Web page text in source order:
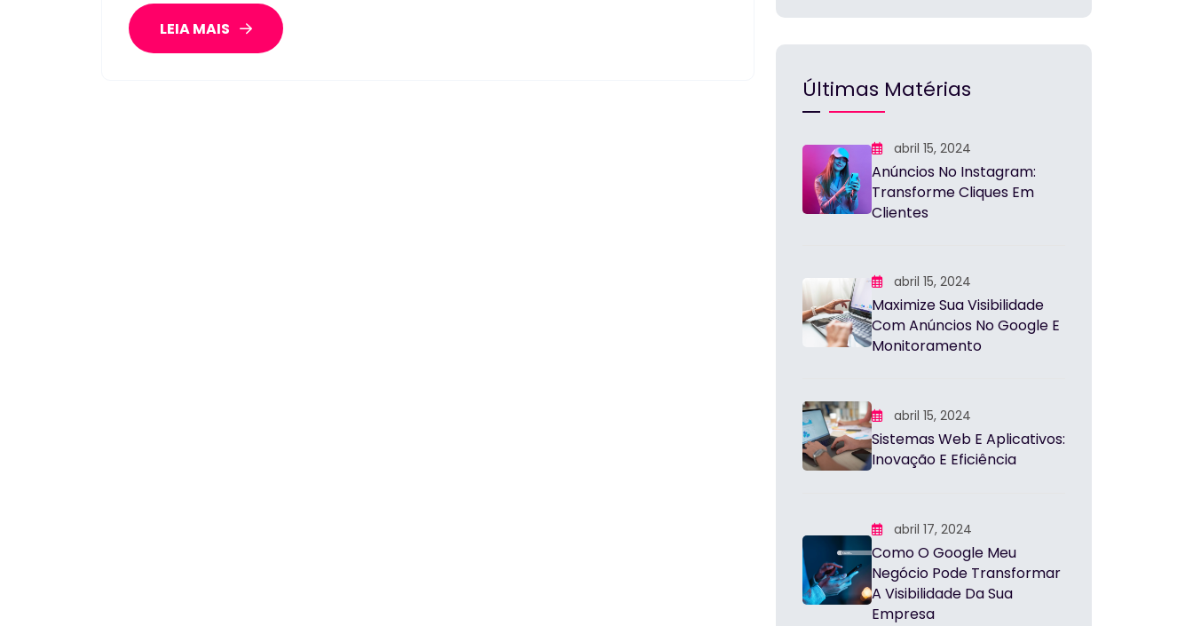
LEIA MAIS
Últimas Matérias
abril 15, 2024
Anúncios No Instagram:
Transforme Cliques Em
Clientes
abril 15, 2024
Maximize Sua Visibilidade
Com Anúncios No Google E
Monitoramento
abril 15, 2024
Sistemas Web E Aplicativos:
Inovação E Eficiência
abril 17, 2024
Como O Google Meu
Negócio Pode Transformar
A Visibilidade Da Sua
Empresa